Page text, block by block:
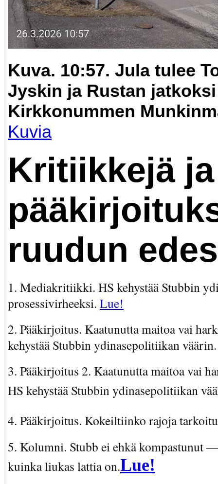
Kuva. 10:57. Jula tulee
Jyskin ja Rustan jatkoksi
Kirkkonummen
Kuvia
Kritiikkejä ja
ruudun
1. Mediakritiikki. HS kehystää Stubbin
prosessivirheeksi. Lue!
2. Pääkirjoitus. Kaatunutta maitoa vai
kehystää Stubbin ydinasepolitiikan
3. Pääkirjoitus 2. Kaatunutta maitoa vai
HS kehystää Stubbin ydinasepolitiikan
4. Pääkirjoitus. Kokeiltiinko rajoja
5. Kolumni. Stubb ei ehkä kompastunut
kuinka liukas lattia on.Lue!